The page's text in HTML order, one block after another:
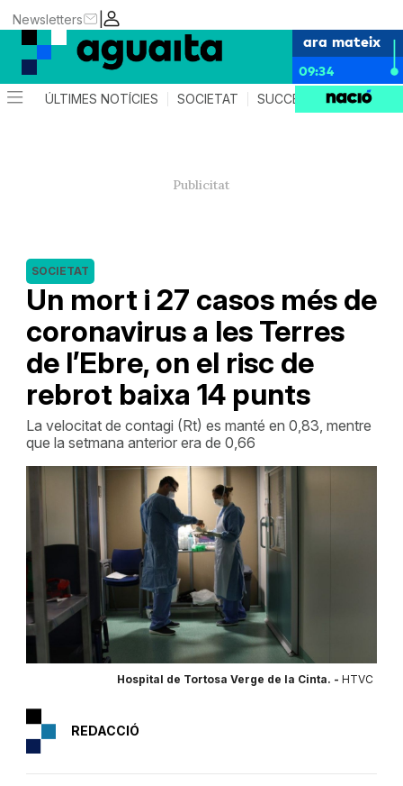
|
Newsletters
ara mateix
09:34
ÚLTIMES NOTÍCIES SOCIETAT SUCCESSOS AGENDA
Un mort i 27 casos més de
coronavirus a les Terres
de l’Ebre, on el risc de
rebrot baixa 14 punts
SOCIETAT
La velocitat de contagi (Rt) es manté en 0,83, mentre
que la setmana anterior era de 0,66
Hospital de Tortosa Verge de la Cinta. - HTVC
REDACCIÓ